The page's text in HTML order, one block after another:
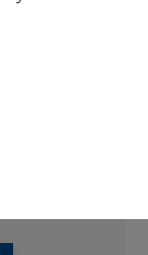
sportowe
ich